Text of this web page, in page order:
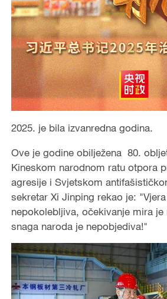
2025. je bila izvanredna godina.
Ove je godine obilježena 80.
Kineskom narodnom ratu otpora
agresije i Svjetskom
sekretar Xi Jinping rekao je:
nepokolebljiva, očekivanje mira je
snaga naroda je nepobjediva!"